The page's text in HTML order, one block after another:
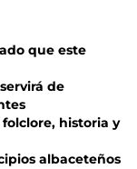
que este
de
historia y
albaceteños